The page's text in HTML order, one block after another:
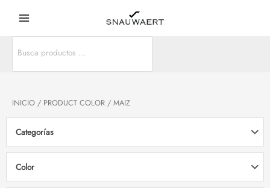
for:
INICIO / PRODUCT COLOR / MAIZ
Categorías
Color